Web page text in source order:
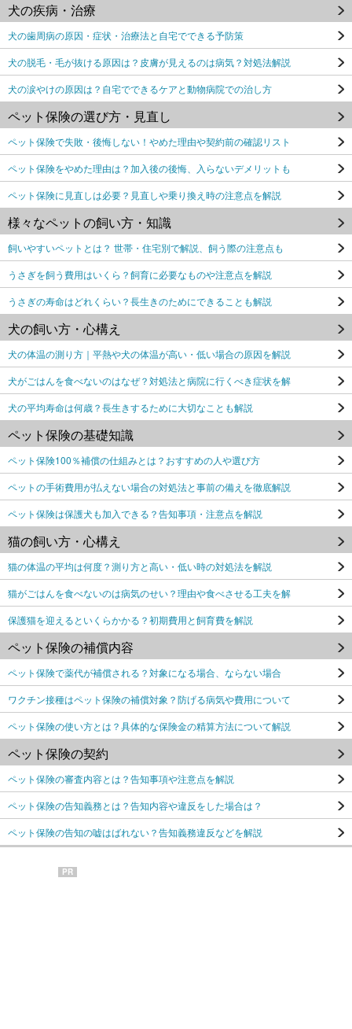
犬の疾病・治療
犬の歯周病の原因・症状・治療法と自宅でできる予防策
犬の脱毛・毛が抜ける原因は？皮膚が見えるのは病気？対処法解説
犬の涙やけの原因は？自宅でできるケアと動物病院での治し方
ペット保険の選び方・見直し
ペット保険で失敗・後悔しない！やめた理由や契約前の確認リスト
ペット保険をやめた理由は？加入後の後悔、入らないデメリットも
ペット保険に見直しは必要？見直しや乗り換え時の注意点を解説
様々なペットの飼い方・知識
飼いやすいペットとは？ 世帯・住宅別で解説、飼う際の注意点も
うさぎを飼う費用はいくら？飼育に必要なものや注意点を解説
うさぎの寿命はどれくらい？長生きのためにできることも解説
犬の飼い方・心構え
犬の体温の測り方｜平熱や犬の体温が高い・低い場合の原因を解説
犬がごはんを食べないのはなぜ？対処法と病院に行くべき症状を解
犬の平均寿命は何歳？長生きするために大切なことも解説
ペット保険の基礎知識
ペット保険100％補償の仕組みとは？おすすめの人や選び方
ペットの手術費用が払えない場合の対処法と事前の備えを徹底解説
ペット保険は保護犬も加入できる？告知事項・注意点を解説
猫の飼い方・心構え
猫の体温の平均は何度？測り方と高い・低い時の対処法を解説
猫がごはんを食べないのは病気のせい？理由や食べさせる工夫を解
保護猫を迎えるといくらかかる？初期費用と飼育費を解説
ペット保険の補償内容
ペット保険で薬代が補償される？対象になる場合、ならない場合
ワクチン接種はペット保険の補償対象？防げる病気や費用について
ペット保険の使い方とは？具体的な保険金の精算方法について解説
ペット保険の契約
ペット保険の審査内容とは？告知事項や注意点を解説
ペット保険の告知義務とは？告知内容や違反をした場合は？
ペット保険の告知の嘘はばれない？告知義務違反などを解説
PR